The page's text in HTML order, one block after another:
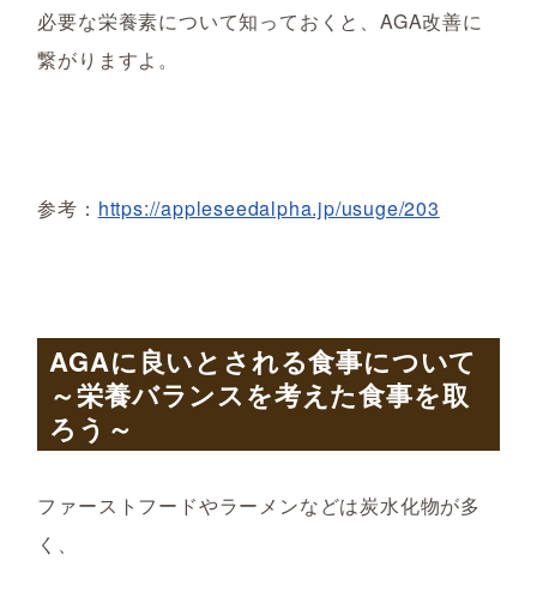
必要な栄養素について知っておくと、AGA改善に
繋がりますよ。
参考： https://appleseedalpha.jp/usuge/203
AGAに良いとされる食事について
～栄養バランスを考えた食事を取
ろう ～
ファーストフードやラーメンなどは炭水化物が多
く、